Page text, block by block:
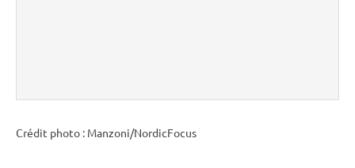
Crédit photo : Manzoni/NordicFocus